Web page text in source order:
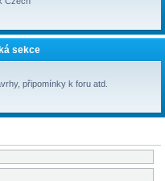
sekce
připomínky k foru atd.